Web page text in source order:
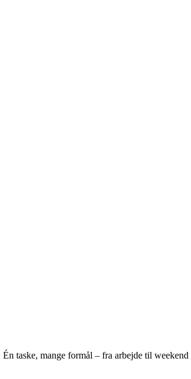
Én taske, mange formål – fra arbejde til weekend